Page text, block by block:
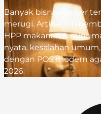
Banyak bisnis kuliner
merugi. Artikel ini
HPP makanan &
nyata, kesalahan
dengan POS modern
2026.